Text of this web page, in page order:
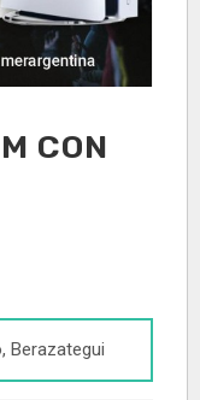
CON
Berazategui